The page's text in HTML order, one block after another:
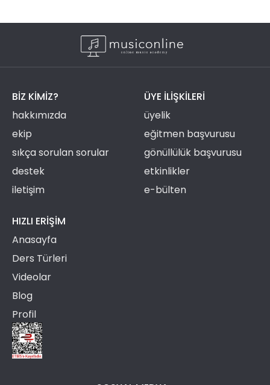
BIZ KIMIZ?
hakkımızda
ekip
sıkça sorulan sorular
destek
iletişim
ÜYE ILIŞKILERI
üyelik
eğitmen başvurusu
gönüllülük başvurusu
etkinlikler
e-bülten
HIZLI ERIŞIM
Anasayfa
Ders Türleri
Videolar
Blog
Profil